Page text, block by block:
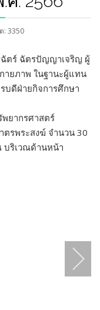
: 3350
ฉัตร์ ฉัตรปัญญาเจริญ ผู้
ายภาพ ในฐานะผู้แทน
บดีฝ่ายกิจการศึกษา
ยากรศาสตร์
รพระสงฆ์ จำนวน 30
บริเวณด้านหน้า